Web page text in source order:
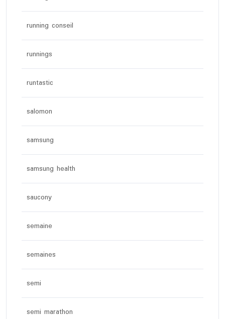
running conseil
runnings
runtastic
salomon
samsung
samsung health
saucony
semaine
semaines
semi
semi marathon